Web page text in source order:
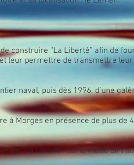
de construire “La Liberté” afin de
leur permettre de transmettre
naval, puis dès 1996, d’une
à Morges en présence de plus de
de “La Liberté” sur le mode de